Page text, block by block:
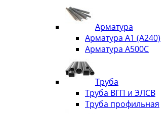
Арматура
Арматура А1 (А240)
Арматура А500С
Труба
Труба ВГП и ЭЛСВ
Труба профильная